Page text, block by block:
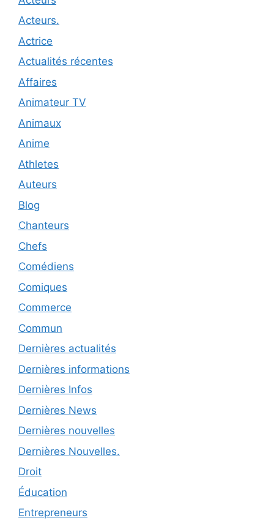
Acteurs.
Actrice
Actualités récentes
Affaires
Animateur TV
Animaux
Anime
Athletes
Auteurs
Blog
Chanteurs
Chefs
Comédiens
Comiques
Commerce
Commun
Dernières actualités
Dernières informations
Dernières Infos
Dernières News
Dernières nouvelles
Dernières Nouvelles.
Droit
Éducation
Entrepreneurs